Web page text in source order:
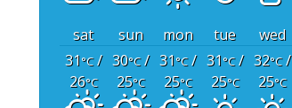
sat sun mon tue
wed
31°C/
26°C
30°C/
25°C
31°C/
25°C
31°C/
25°C
32°C/
25°C